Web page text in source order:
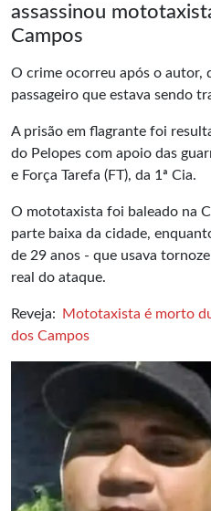
assassinou
Campos
O crime ocorreu após o autor,
passageiro que estava sendo
A prisão em flagrante foi
do Pelopes com apoio das
e Força Tarefa (FT), da 1ª Cia.
O mototaxista foi baleado na
parte baixa da cidade,
de 29 anos - que usava
real do ataque.
Reveja:
Mototaxista é morto
dos Campos